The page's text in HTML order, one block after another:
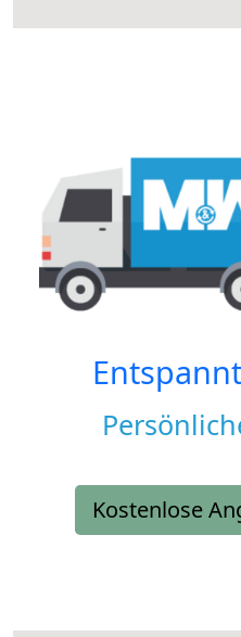
Kostenlose